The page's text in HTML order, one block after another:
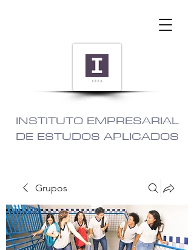
INSTITUTO EMPRESARIAL
DE ESTUDOS APLICADOS
Grupos